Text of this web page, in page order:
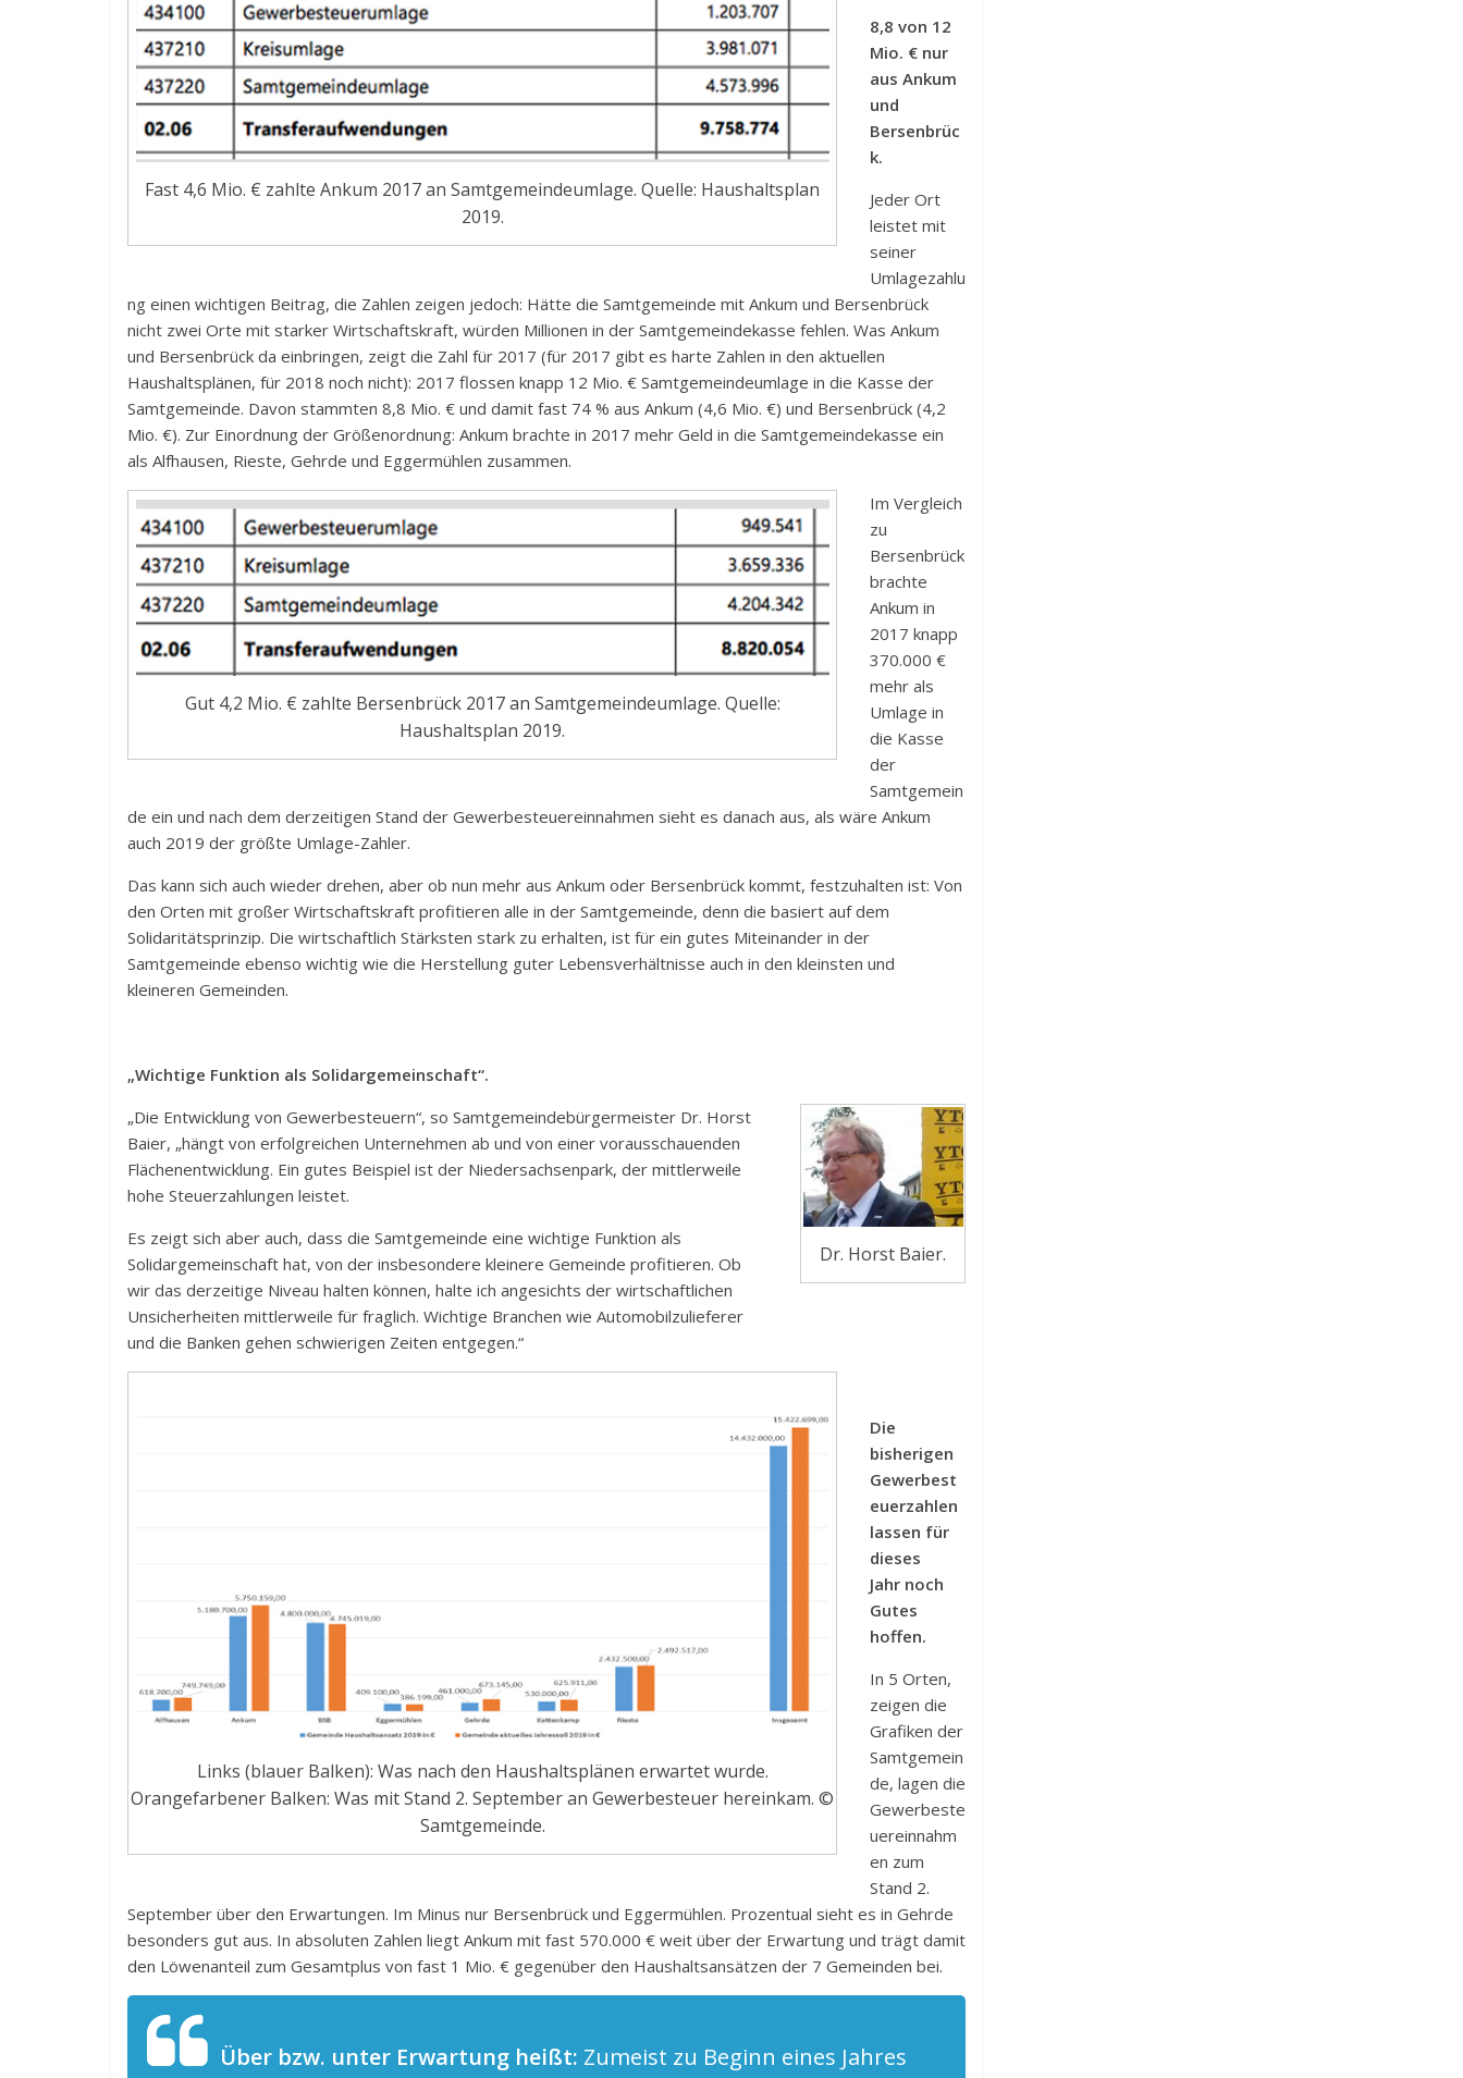
Fast 4,6 Mio. € zahlte Ankum 2017 an Samtgemeindeumlage. Quelle: Haushaltsplan
2019.
8,8 von 12
Mio. € nur
aus Ankum
und
Bersenbrüc
k.
Jeder Ort
leistet mit
seiner
Umlagezahlu
ng einen wichtigen Beitrag, die Zahlen zeigen jedoch: Hätte die Samtgemeinde mit Ankum und Bersenbrück
nicht zwei Orte mit starker Wirtschaftskraft, würden Millionen in der Samtgemeindekasse fehlen. Was Ankum
und Bersenbrück da einbringen, zeigt die Zahl für 2017 (für 2017 gibt es harte Zahlen in den aktuellen
Haushaltsplänen, für 2018 noch nicht): 2017 flossen knapp 12 Mio. € Samtgemeindeumlage in die Kasse der
Samtgemeinde. Davon stammten 8,8 Mio. € und damit fast 74 % aus Ankum (4,6 Mio. €) und Bersenbrück (4,2
Mio. €). Zur Einordnung der Größenordnung: Ankum brachte in 2017 mehr Geld in die Samtgemeindekasse ein
als Alfhausen, Rieste, Gehrde und Eggermühlen zusammen.
Gut 4,2 Mio. € zahlte Bersenbrück 2017 an Samtgemeindeumlage. Quelle:
Haushaltsplan 2019.
Im Vergleich
zu
Bersenbrück
brachte
Ankum in
2017 knapp
370.000 €
mehr als
Umlage in
die Kasse
der
Samtgemein
de ein und nach dem derzeitigen Stand der Gewerbesteuereinnahmen sieht es danach aus, als wäre Ankum
auch 2019 der größte Umlage-Zahler.
Das kann sich auch wieder drehen, aber ob nun mehr aus Ankum oder Bersenbrück kommt, festzuhalten ist: Von
den Orten mit großer Wirtschaftskraft profitieren alle in der Samtgemeinde, denn die basiert auf dem
Solidaritätsprinzip. Die wirtschaftlich Stärksten stark zu erhalten, ist für ein gutes Miteinander in der
Samtgemeinde ebenso wichtig wie die Herstellung guter Lebensverhältnisse auch in den kleinsten und
kleineren Gemeinden.
„Wichtige Funktion als Solidargemeinschaft“.
Dr. Horst Baier.
„Die Entwicklung von Gewerbesteuern“, so Samtgemeindebürgermeister Dr. Horst
Baier, „hängt von erfolgreichen Unternehmen ab und von einer vorausschauenden
Flächenentwicklung. Ein gutes Beispiel ist der Niedersachsenpark, der mittlerweile
hohe Steuerzahlungen leistet.
Es zeigt sich aber auch, dass die Samtgemeinde eine wichtige Funktion als
Solidargemeinschaft hat, von der insbesondere kleinere Gemeinde profitieren. Ob
wir das derzeitige Niveau halten können, halte ich angesichts der wirtschaftlichen
Unsicherheiten mittlerweile für fraglich. Wichtige Branchen wie Automobilzulieferer
und die Banken gehen schwierigen Zeiten entgegen.“
Links (blauer Balken): Was nach den Haushaltsplänen erwartet wurde.
Orangefarbener Balken: Was mit Stand 2. September an Gewerbesteuer hereinkam. ©
Samtgemeinde.
Die
bisherigen
Gewerbest
euerzahlen
lassen für
dieses
Jahr noch
Gutes
hoffen.
In 5 Orten,
zeigen die
Grafiken der
Samtgemein
de, lagen die
Gewerbeste
uereinnahm
en zum
Stand 2.
September über den Erwartungen. Im Minus nur Bersenbrück und Eggermühlen. Prozentual sieht es in Gehrde
besonders gut aus. In absoluten Zahlen liegt Ankum mit fast 570.000 € weit über der Erwartung und trägt damit
den Löwenanteil zum Gesamtplus von fast 1 Mio. € gegenüber den Haushaltsansätzen der 7 Gemeinden bei.
Über bzw. unter Erwartung heißt: Zumeist zu Beginn eines Jahres